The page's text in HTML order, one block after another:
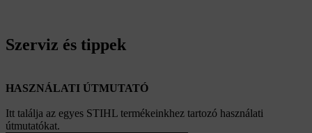
Szerviz és tippek
HASZNÁLATI ÚTMUTATÓ
Itt találja az egyes STIHL termékeinkhez tartozó használati
útmutatókat.